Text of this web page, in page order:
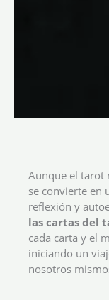
Aunque el tarot
se convierte en
reflexión y
las cartas del
cada carta y el
iniciando un
nosotros